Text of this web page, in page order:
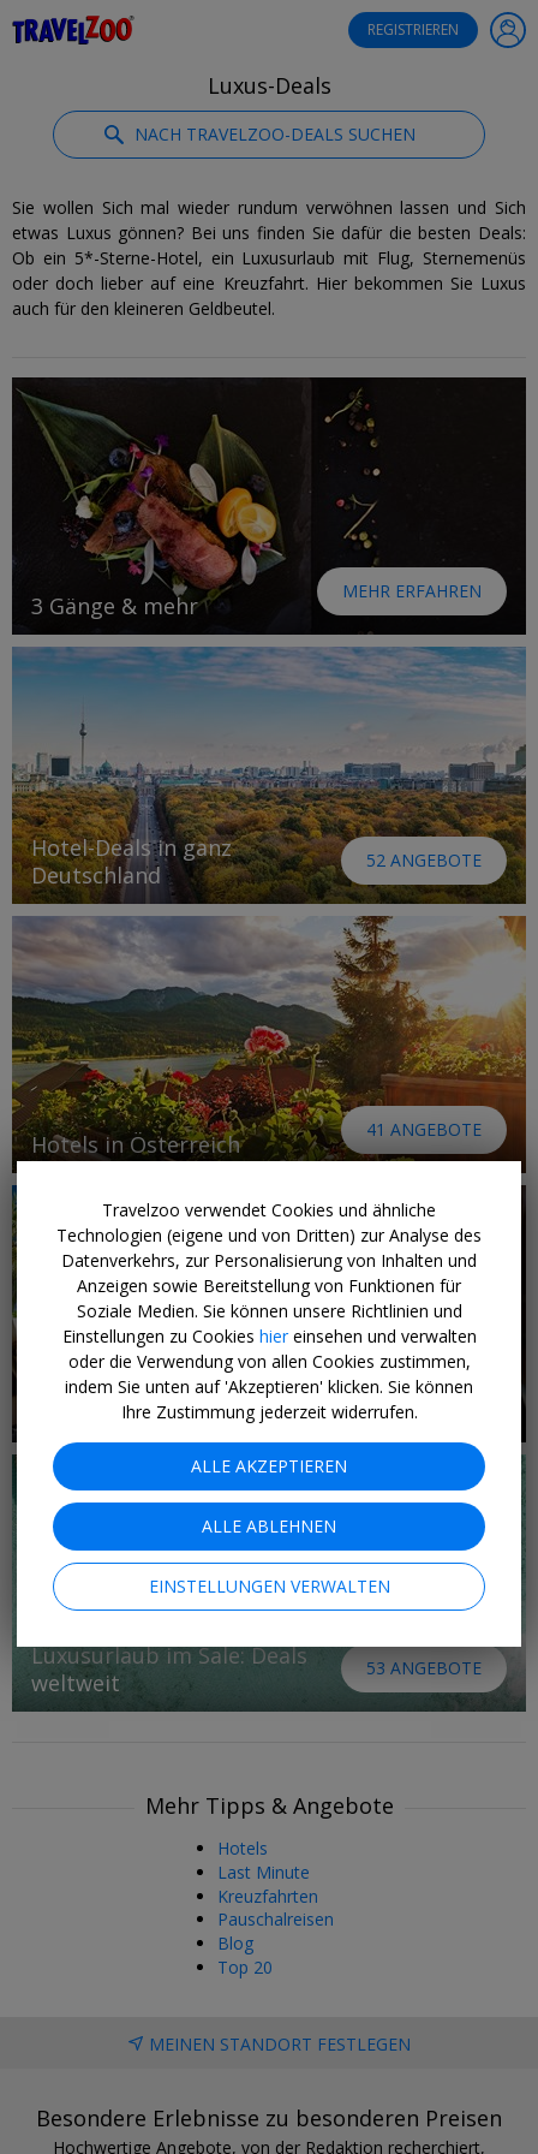
REGISTRIEREN
Luxus-Deals
NACH TRAVELZOO-DEALS SUCHEN
Sie wollen Sich mal wieder rundum verwöhnen lassen und Sich
etwas Luxus gönnen? Bei uns finden Sie dafür die besten Deals:
Ob ein 5*-Sterne-Hotel, ein Luxusurlaub mit Flug, Sternemenüs
oder doch lieber auf eine Kreuzfahrt. Hier bekommen Sie Luxus
auch für den kleineren Geldbeutel.
3 Gänge & mehr
MEHR ERFAHREN
Hotel-Deals in ganz
Deutschland
52 ANGEBOTE
Hotels in Österreich
41 ANGEBOTE
29 ANGEBOTE
Luxusurlaub im Sale: Deals
weltweit
53 ANGEBOTE
Mehr Tipps & Angebote
Hotels
Last Minute
Kreuzfahrten
Pauschalreisen
Blog
Top 20
MEINEN STANDORT FESTLEGEN
Besondere Erlebnisse zu besonderen Preisen
Hochwertige Angebote, von der Redaktion recherchiert,
Travelzoo verwendet Cookies und ähnliche
Technologien (eigene und von Dritten) zur Analyse des
Datenverkehrs, zur Personalisierung von Inhalten und
Anzeigen sowie Bereitstellung von Funktionen für
Soziale Medien. Sie können unsere Richtlinien und
Einstellungen zu Cookies hiereinsehen und verwalten
oder die Verwendung von allen Cookies zustimmen,
indem Sie unten auf 'Akzeptieren' klicken. Sie können
Ihre Zustimmung jederzeit widerrufen.
ALLE AKZEPTIEREN
ALLE ABLEHNEN
EINSTELLUNGEN VERWALTEN